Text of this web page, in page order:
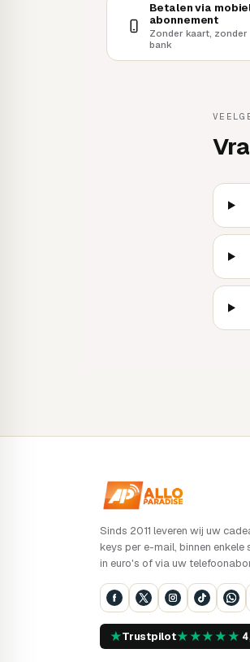
Betalen via
abonnement
Zonder kaart, zonder
bank
Sinds 2011 leveren wij uw
keys per e-mail, binnen
in euro's of via uw
★Trustpilot★★★★★